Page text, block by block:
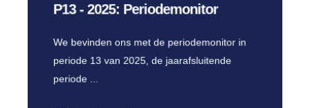
P13 - 2025: Periodemonitor
We bevinden ons met de periodemonitor in
periode 13 van 2025, de jaarafsluitende
periode ...